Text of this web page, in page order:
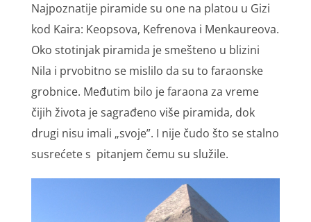
Najpoznatije piramide su one na platou u Gizi
kod Kaira: Keopsova, Kefrenova i Menkaureova.
Oko stotinjak piramida je smešteno u blizini
Nila i prvobitno se mislilo da su to faraonske
grobnice. Međutim bilo je faraona za vreme
čijih života je sagrađeno više piramida, dok
drugi nisu imali „svoje”. I nije čudo što se stalno
susrećete s pitanjem čemu su služile.